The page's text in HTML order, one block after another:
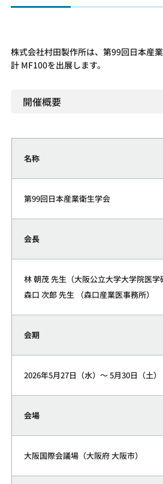
株式会社村田製作所は、第99回日本産
計 MF100を出展します。
開催概要
名称
第99回日本産業衛生学会
会長
林 朝茂 先生（大阪公立大学大学院医学
森口 次郎 先生 （森口産業医事務所）
会期
2026年5月27日（水）～ 5月30日（土）
会場
大阪国際会議場（大阪府 大阪市）